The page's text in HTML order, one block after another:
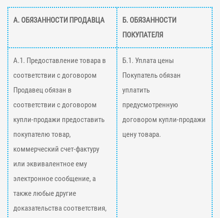
А. ОБЯЗАННОСТИ ПРОДАВЦА
Б. ОБЯЗАННОСТИ
ПОКУПАТЕЛЯ
А.1. Предоставление товара в
соответствии с договором
Продавец обязан в
соответствии с договором
купли-продажи предоставить
покупателю товар,
коммерческий счет-фактуру
или эквивалентное ему
электронное сообщение, а
также любые другие
доказательства соответствия,
Б.1. Уплата цены
Покупатель обязан
уплатить
предусмотренную
договором купли-продажи
цену товара.